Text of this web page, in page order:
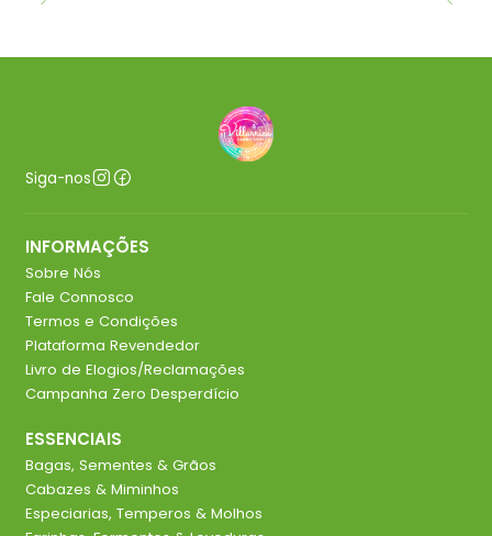
Siga-nos
INFORMAÇÕES
Sobre Nós
Fale Connosco
Termos e Condições
Plataforma Revendedor
Livro de Elogios/Reclamações
Campanha Zero Desperdício
ESSENCIAIS
Bagas, Sementes & Grãos
Cabazes & Miminhos
Especiarias, Temperos & Molhos